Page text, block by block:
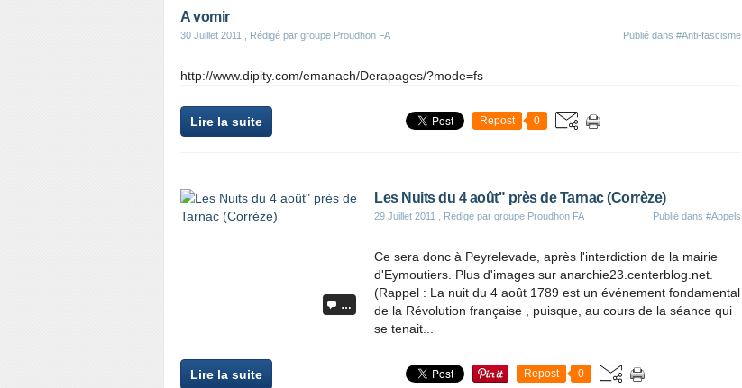
A vomir
30 Juillet 2011 , Rédigé par groupe Proudhon FA Publié dans #Anti-fascisme
http://www.dipity.com/emanach/Derapages/?mode=fs
Lire la suite Repost 0
…
Les Nuits du 4 août" près de Tarnac (Corrèze)
29 Juillet 2011 , Rédigé par groupe Proudhon FA Publié dans #Appels
Ce sera donc à Peyrelevade, après l'interdiction de la mairie
d'Eymoutiers. Plus d'images sur anarchie23.centerblog.net.
(Rappel : La nuit du 4 août 1789 est un événement fondamental
de la Révolution française , puisque, au cours de la séance qui
se tenait...
Lire la suite Repost 0